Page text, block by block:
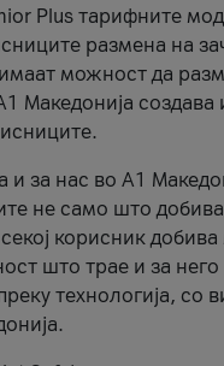
Plus тарифните
размена на
можност да
Македонија
за нас во А1
не само што
корисник
што трае и за
технологија, со